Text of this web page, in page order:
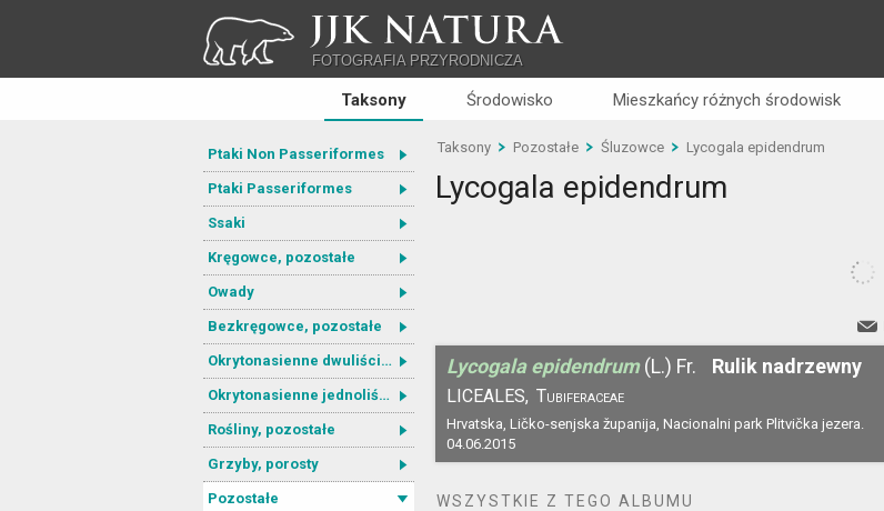
JJK NATURA
FOTOGRAFIA PRZYRODNICZA
Taksony Środowisko Mieszkańcy różnych środowisk
Ptaki Non Passeriformes
Ptaki Passeriformes
Ssaki
Kręgowce, pozostałe
Owady
Bezkręgowce, pozostałe
Okrytonasienne dwuliścienne
Okrytonasienne jednoliścienne
Rośliny, pozostałe
Grzyby, porosty
Pozostałe
Taksony Pozostałe Śluzowce Lycogala epidendrum
Lycogala epidendrum
Lycogala epidendrum (L.) Fr. Rulik nadrzewny
LICEALES, Tubiferaceae
Hrvatska, Ličko-senjska županija, Nacionalni park Plitvička jezera.
04.06.2015
WSZYSTKIE Z TEGO ALBUMU